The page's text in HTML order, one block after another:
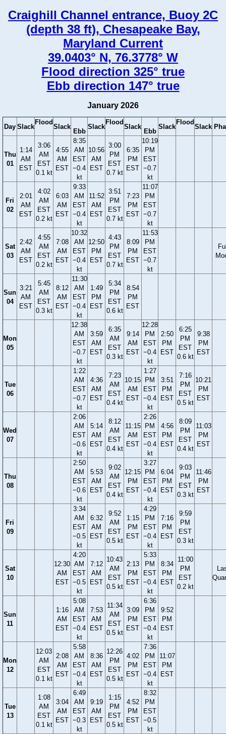
Craighill Channel entrance, Buoy 2C
(depth 38 ft), Chesapeake Bay,
Maryland Current
39.0403° N, 76.3778° W
Flood direction 325° true
Ebb direction 147° true
January 2026
Day Slack
Flood
Slack
Ebb
Slack
Flood
Slack
Ebb
Slack
Flood
Slack
Thu
01
1:14
AM
EST
3:06
AM
EST
0.1 kt
4:55
AM
EST
8:35
AM
EST
−0.4
kt
10:56
AM
EST
3:00
PM
EST
0.7 kt
6:35
PM
EST
10:19
PM
EST
−0.7
kt
Fri
02
2:01
AM
EST
4:02
AM
EST
0.2 kt
6:03
AM
EST
9:33
AM
EST
−0.4
kt
11:52
AM
EST
3:51
PM
EST
0.7 kt
7:23
PM
EST
11:07
PM
EST
−0.7
kt
Sat
03
2:42
AM
EST
4:55
AM
EST
0.2 kt
7:08
AM
EST
10:32
AM
EST
−0.4
kt
12:50
PM
EST
4:43
PM
EST
0.7 kt
8:09
PM
EST
11:53
PM
EST
−0.7
kt
Sun
04
3:21
AM
EST
5:45
AM
EST
0.3 kt
8:12
AM
EST
11:30
AM
EST
−0.4
kt
1:49
PM
EST
5:34
PM
EST
0.6 kt
8:54
PM
EST
Mon
05
12:38
AM
EST
−0.7
kt
3:59
AM
EST
6:35
AM
EST
0.3 kt
9:14
AM
EST
12:28
PM
EST
−0.4
kt
2:50
PM
EST
6:25
PM
EST
0.6 kt
9:38
PM
EST
Tue
06
1:22
AM
EST
−0.7
kt
4:36
AM
EST
7:23
AM
EST
0.4 kt
10:15
AM
EST
1:27
PM
EST
−0.4
kt
3:51
PM
EST
7:16
PM
EST
0.5 kt
10:21
PM
EST
Wed
07
2:06
AM
EST
−0.6
kt
5:14
AM
EST
8:12
AM
EST
0.4 kt
11:15
AM
EST
2:26
PM
EST
−0.4
kt
4:56
PM
EST
8:09
PM
EST
0.4 kt
11:03
PM
EST
Thu
08
2:50
AM
EST
−0.6
kt
5:53
AM
EST
9:02
AM
EST
0.4 kt
12:15
PM
EST
3:27
PM
EST
−0.4
kt
6:04
PM
EST
9:03
PM
EST
0.3 kt
11:46
PM
EST
Fri
09
3:34
AM
EST
−0.5
kt
6:32
AM
EST
9:52
AM
EST
0.5 kt
1:15
PM
EST
4:29
PM
EST
−0.4
kt
7:16
PM
EST
9:59
PM
EST
0.3 kt
Sat
10
12:30
AM
EST
4:20
AM
EST
−0.5
kt
7:12
AM
EST
10:43
AM
EST
0.5 kt
2:13
PM
EST
5:33
PM
EST
−0.4
kt
8:34
PM
EST
11:00
PM
EST
0.2 kt
Sun
11
1:16
AM
EST
5:08
AM
EST
−0.4
kt
7:53
AM
EST
11:34
AM
EST
0.5 kt
3:09
PM
EST
6:36
PM
EST
−0.4
kt
9:52
PM
EST
Mon
12
12:03
AM
EST
0.1 kt
2:08
AM
EST
5:58
AM
EST
−0.4
kt
8:36
AM
EST
12:26
PM
EST
0.5 kt
4:02
PM
EST
7:36
PM
EST
−0.4
kt
11:07
PM
EST
Tue
13
1:08
AM
EST
0.1 kt
3:04
AM
EST
6:49
AM
EST
−0.3
kt
9:19
AM
EST
1:15
PM
EST
0.5 kt
4:52
PM
EST
8:32
PM
EST
−0.5
kt